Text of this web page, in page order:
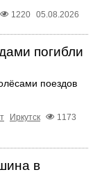
1220 05.08.2026
погибли
поездов
Иркутск
1173
в